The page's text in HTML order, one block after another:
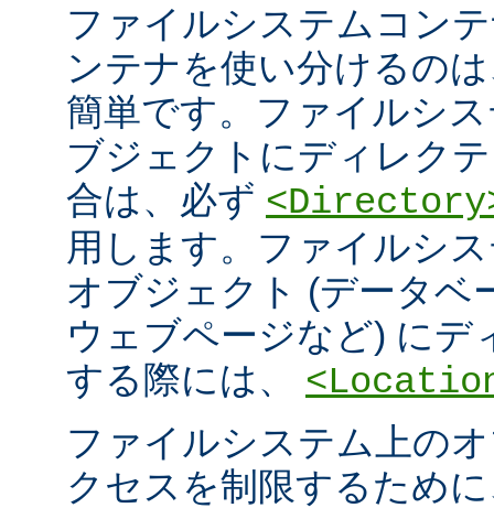
ファイルシステムコン
ンテナを使い分けるの
簡単です。ファイルシ
ブジェクトにディレク
合は、必ず
用します。ファイルシ
オブジェクト (データベ
ウェブページなど) にデ
する際には、
ファイルシステム上の
クセスを制限するため